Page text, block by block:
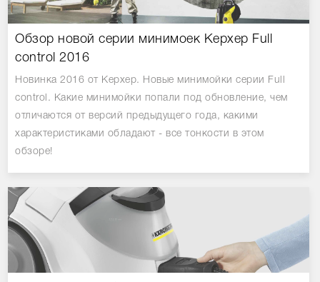
Обзор новой серии минимоек Керхер Full
control 2016
Новинка 2016 от Керхер. Новые минимойки серии Full
control. Какие минимойки попали под обновление, чем
отличаются от версий предыдущего года, какими
характеристиками обладают - все тонкости в этом
обзоре!